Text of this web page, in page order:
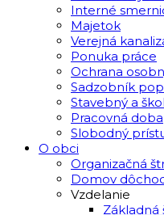
Interné
Majetok
Verejná
Ponuka práce
Ochrana
Sadzobník
Stavebný a
Pracovná doba
Slobodný
O obci
Organizačná
Domov
Vzdelanie
Základná